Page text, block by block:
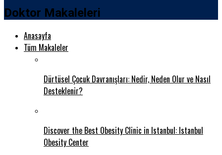
Doktor Makaleleri
Anasayfa
Tüm Makaleler
Dürtüsel Çocuk Davranışları: Nedir, Neden Olur ve Nasıl
Desteklenir?
Discover the Best Obesity Clinic in Istanbul: Istanbul
Obesity Center